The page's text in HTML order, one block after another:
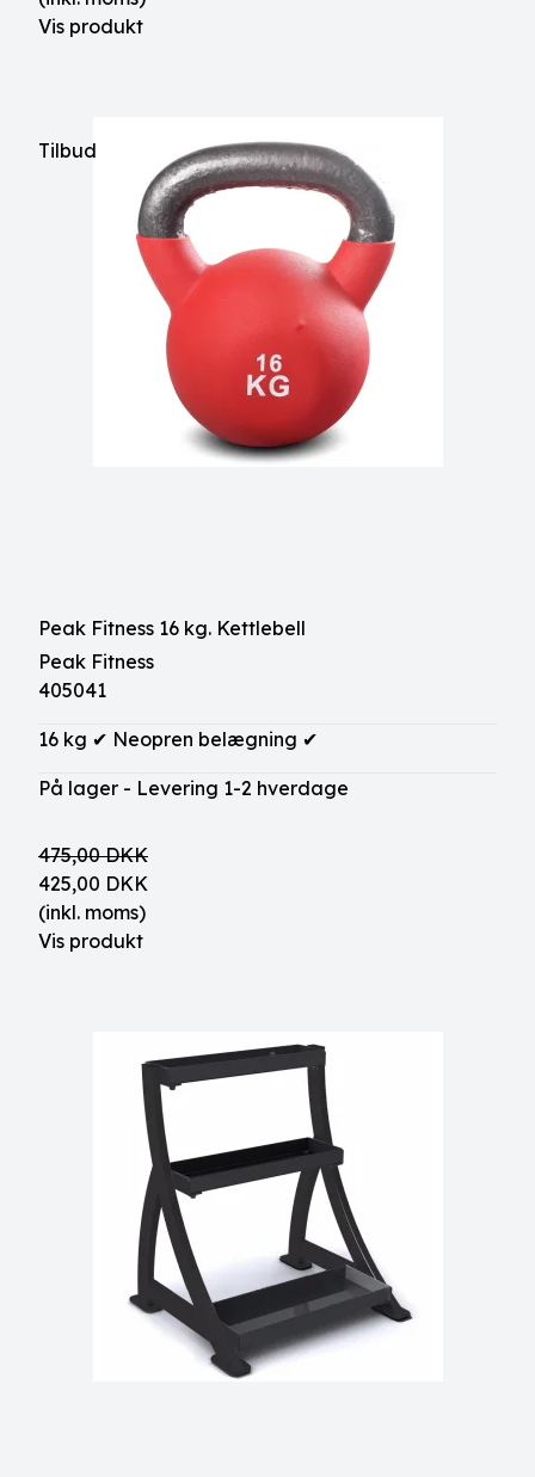
Vis produkt
Tilbud
Peak Fitness 16 kg. Kettlebell
Peak Fitness
405041
16 kg ✔ Neopren belægning ✔
På lager - Levering 1-2 hverdage
475,00 DKK
425,00 DKK
(inkl. moms)
Vis produkt